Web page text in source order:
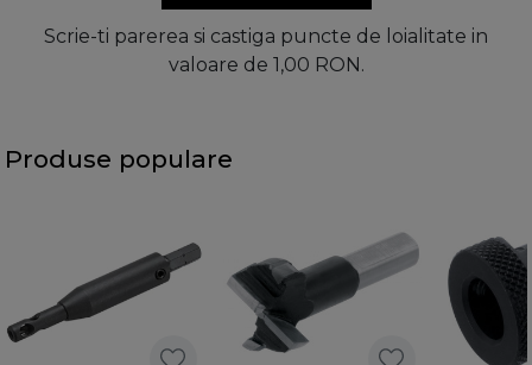
Scrie-ti parerea si castiga puncte de loialitate in
valoare de 1,00 RON.
Produse populare